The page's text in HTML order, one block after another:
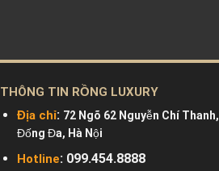
THÔNG TIN RỒNG LUXURY
Địa chỉ: 72 Ngõ 62 Nguyễn Chí Thanh,
Đống Đa, Hà Nội
Hotline: 099.454.8888